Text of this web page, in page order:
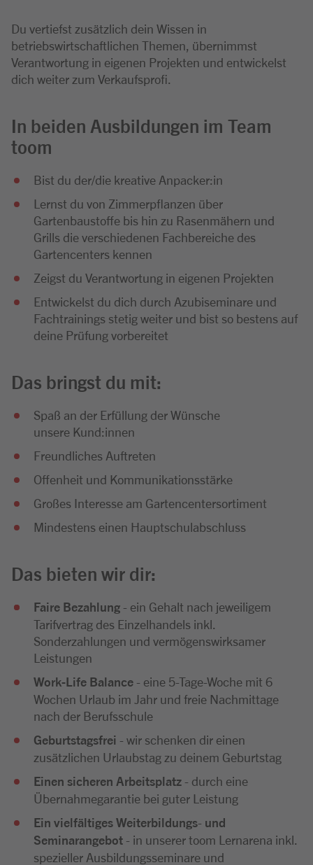
Du vertiefst zusätzlich dein Wissen in
betriebswirtschaftlichen Themen, übernimmst
Verantwortung in eigenen Projekten und entwickelst
dich weiter zum Verkaufsprofi.
In beiden Ausbildungen im Team
toom
Bist du der/die kreative Anpacker:in
Lernst du von Zimmerpflanzen über
Gartenbaustoffe bis hin zu Rasenmähern und
Grills die verschiedenen Fachbereiche des
Gartencenters kennen
Zeigst du Verantwortung in eigenen Projekten
Entwickelst du dich durch Azubiseminare und
Fachtrainings stetig weiter und bist so bestens auf
deine Prüfung vorbereitet
Das bringst du mit:
Spaß an der Erfüllung der Wünsche
unsere Kund:innen
Freundliches Auftreten
Offenheit und Kommunikationsstärke
Großes Interesse am Gartencentersortiment
Mindestens einen Hauptschulabschluss
Das bieten wir dir:
Faire Bezahlung - ein Gehalt nach jeweiligem
Tarifvertrag des Einzelhandels inkl.
Sonderzahlungen und vermögenswirksamer
Leistungen
Work-Life Balance - eine 5-Tage-Woche mit 6
Wochen Urlaub im Jahr und freie Nachmittage
nach der Berufsschule
Geburtstagsfrei - wir schenken dir einen
zusätzlichen Urlaubstag zu deinem Geburtstag
Einen sicheren Arbeitsplatz - durch eine
Übernahmegarantie bei guter Leistung
Ein vielfältiges Weiterbildungs- und
Seminarangebot - in unserer toom Lernarena inkl.
spezieller Ausbildungsseminare und